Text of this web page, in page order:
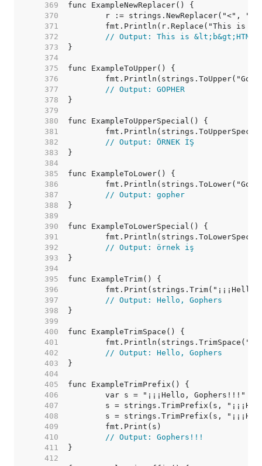
   369
   370
   371
   372
// Output: This is
   373
   374
   375
   376
   377
// Output: GOPHER
   378
   379
   380
   381
   382
// Output: ÖRNEK İŞ
   383
   384
   385
   386
   387
// Output: gopher
   388
   389
   390
   391
   392
// Output: örnek iş
   393
   394
   395
   396
   397
// Output: Hello, Gophers
   398
   399
   400
   401
   402
// Output: Hello, Gophers
   403
   404
   405
   406
   407
   408
   409
   410
// Output: Gophers!!!
   411
   412